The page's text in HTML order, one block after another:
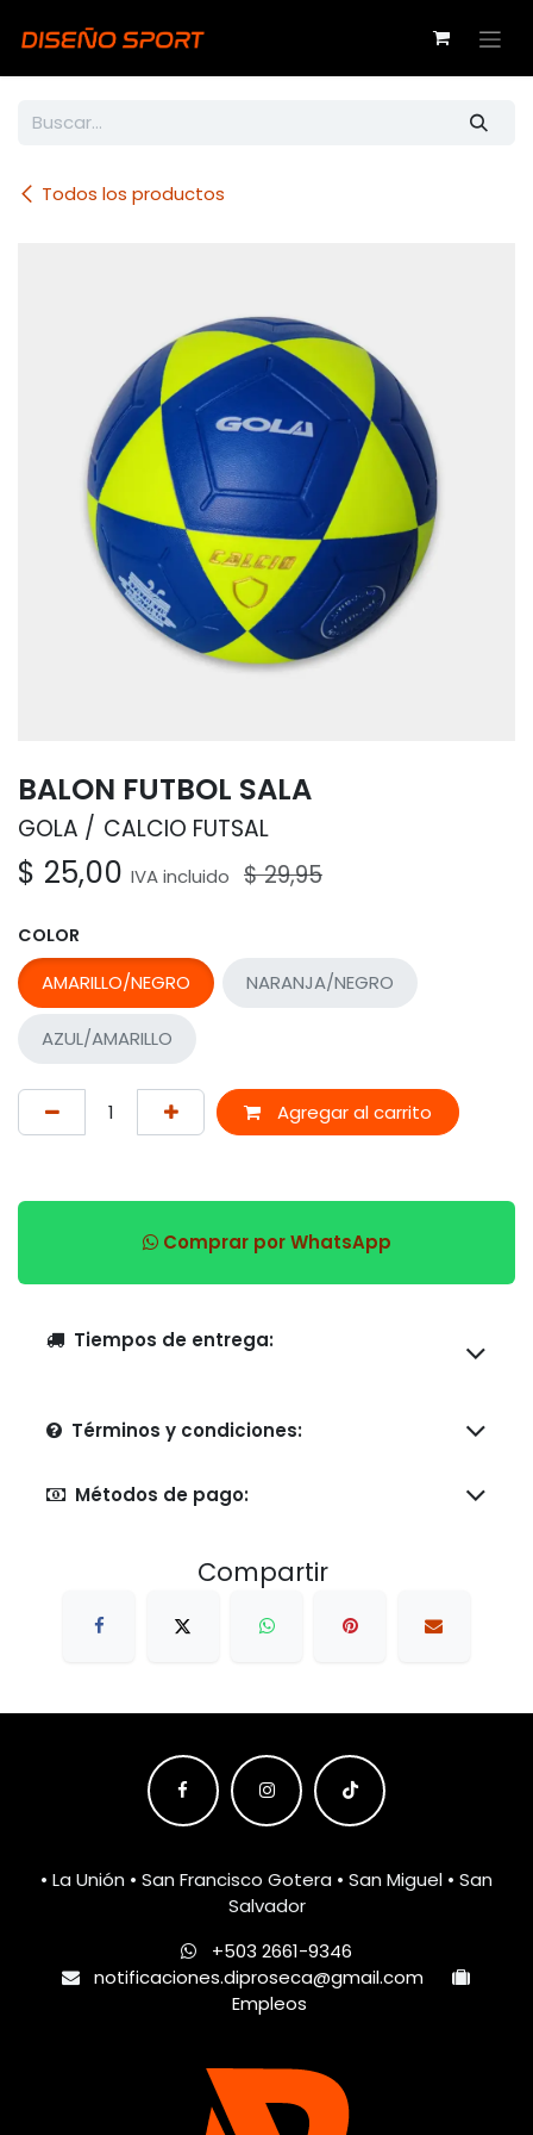
Todos los productos
BALON FUTBOL SALA
GOLA CALCIO FUTSAL
$ 25,00 IVA incluido $29,95
COLOR
AMARILLO/NEGRO NARANJA/NEGRO
AZUL/AMARILLO
Agregar al carrito
Comprar por WhatsApp
Tiempos de entrega:
Términos y condiciones:
Métodos de pago:
Compartir
• La Unión • San Francisco Gotera • San Miguel • San
Salvador
+503 2661-9346
notificaciones.diproseca@gmail.com
Empleos